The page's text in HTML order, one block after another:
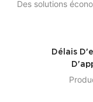
Des solutions
Délais